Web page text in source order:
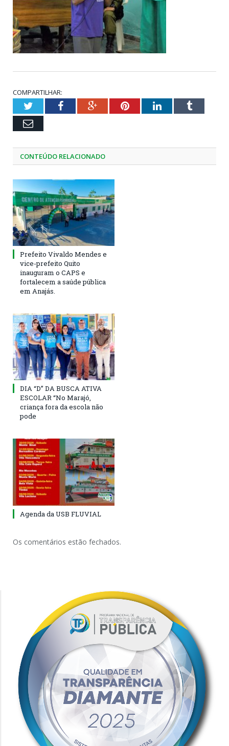
COMPARTILHAR:
TwitterFacebookGoogle+PinterestLinkedInTumblr
Email
CONTEÚDO RELACIONADO
Prefeito Vivaldo Mendes e
vice-prefeito Quito
inauguram o CAPS e
fortalecem a saúde pública
em Anajás.
DIA “D” DA BUSCA ATIVA
ESCOLAR “No Marajó,
criança fora da escola não
pode
Agenda da USB FLUVIAL
Os comentários estão fechados.